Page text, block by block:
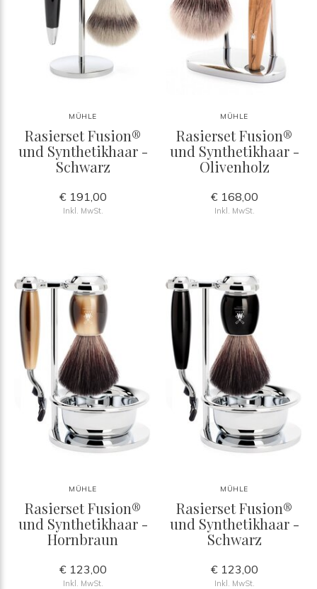
MÜHLE
Rasierset Fusion®
und Synthetikhaar -
Schwarz
€ 191,00
Inkl. MwSt.
MÜHLE
Rasierset Fusion®
und Synthetikhaar -
Olivenholz
€ 168,00
Inkl. MwSt.
MÜHLE
Rasierset Fusion®
und Synthetikhaar -
Hornbraun
€ 123,00
Inkl. MwSt.
MÜHLE
Rasierset Fusion®
und Synthetikhaar -
Schwarz
€ 123,00
Inkl. MwSt.